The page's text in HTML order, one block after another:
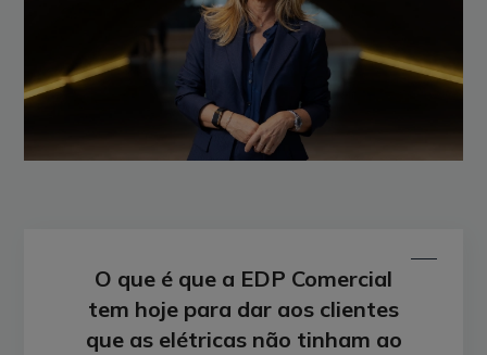
O que é que a EDP Comercial
tem hoje para dar aos clientes
que as elétricas não tinham ao